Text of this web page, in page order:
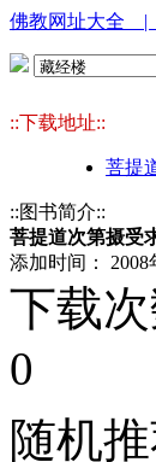
佛教网址大全 |
::下载地址::
菩提
::图书简介::
菩提道次第摄受
添加时间： 2008
下载
0
随机